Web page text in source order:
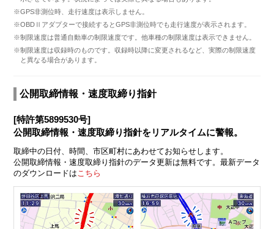
※GPS非測位時、走行速度は表示しません。
※OBDⅡアダプターで接続するとGPS非測位時でも走行速度が表示されます。
※制限速度は普通自動車の制限速度です。他車種の制限速度は表示できません。
※制限速度は収録時のものです。収録時以降に変更されるなど、実際の制限速度
と異なる場合があります。
公開取締情報・速度取締り指針
[特許第5899530号]
公開取締情報・速度取締り指針をリアルタイムに警報。
取締中の日付、時間、市区町村にあわせてお知らせします。
公開取締情報・速度取締り指針のデータ更新は無料です。最新データ
のダウンロードは こちら